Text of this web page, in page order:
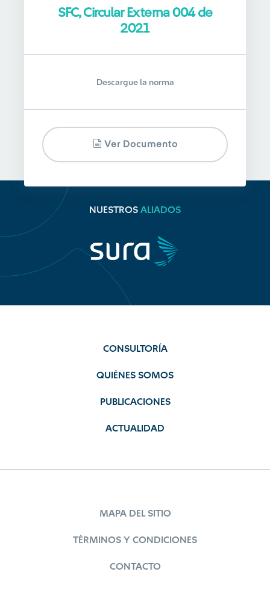
SFC, Circular Externa 004 de
2021
Descargue la norma
Ver Documento
NUESTROS ALIADOS
CONSULTORÍA
QUIÉNES SOMOS
PUBLICACIONES
ACTUALIDAD
MAPA DEL SITIO
TÉRMINOS Y CONDICIONES
CONTACTO